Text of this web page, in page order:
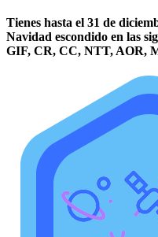
Tienes hasta el 31 de
Navidad escondido en las
GIF, CR, CC, NTT, AOR,